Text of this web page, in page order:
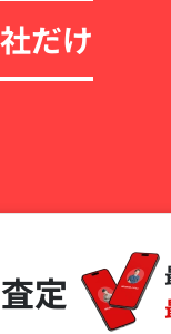
だけ
定